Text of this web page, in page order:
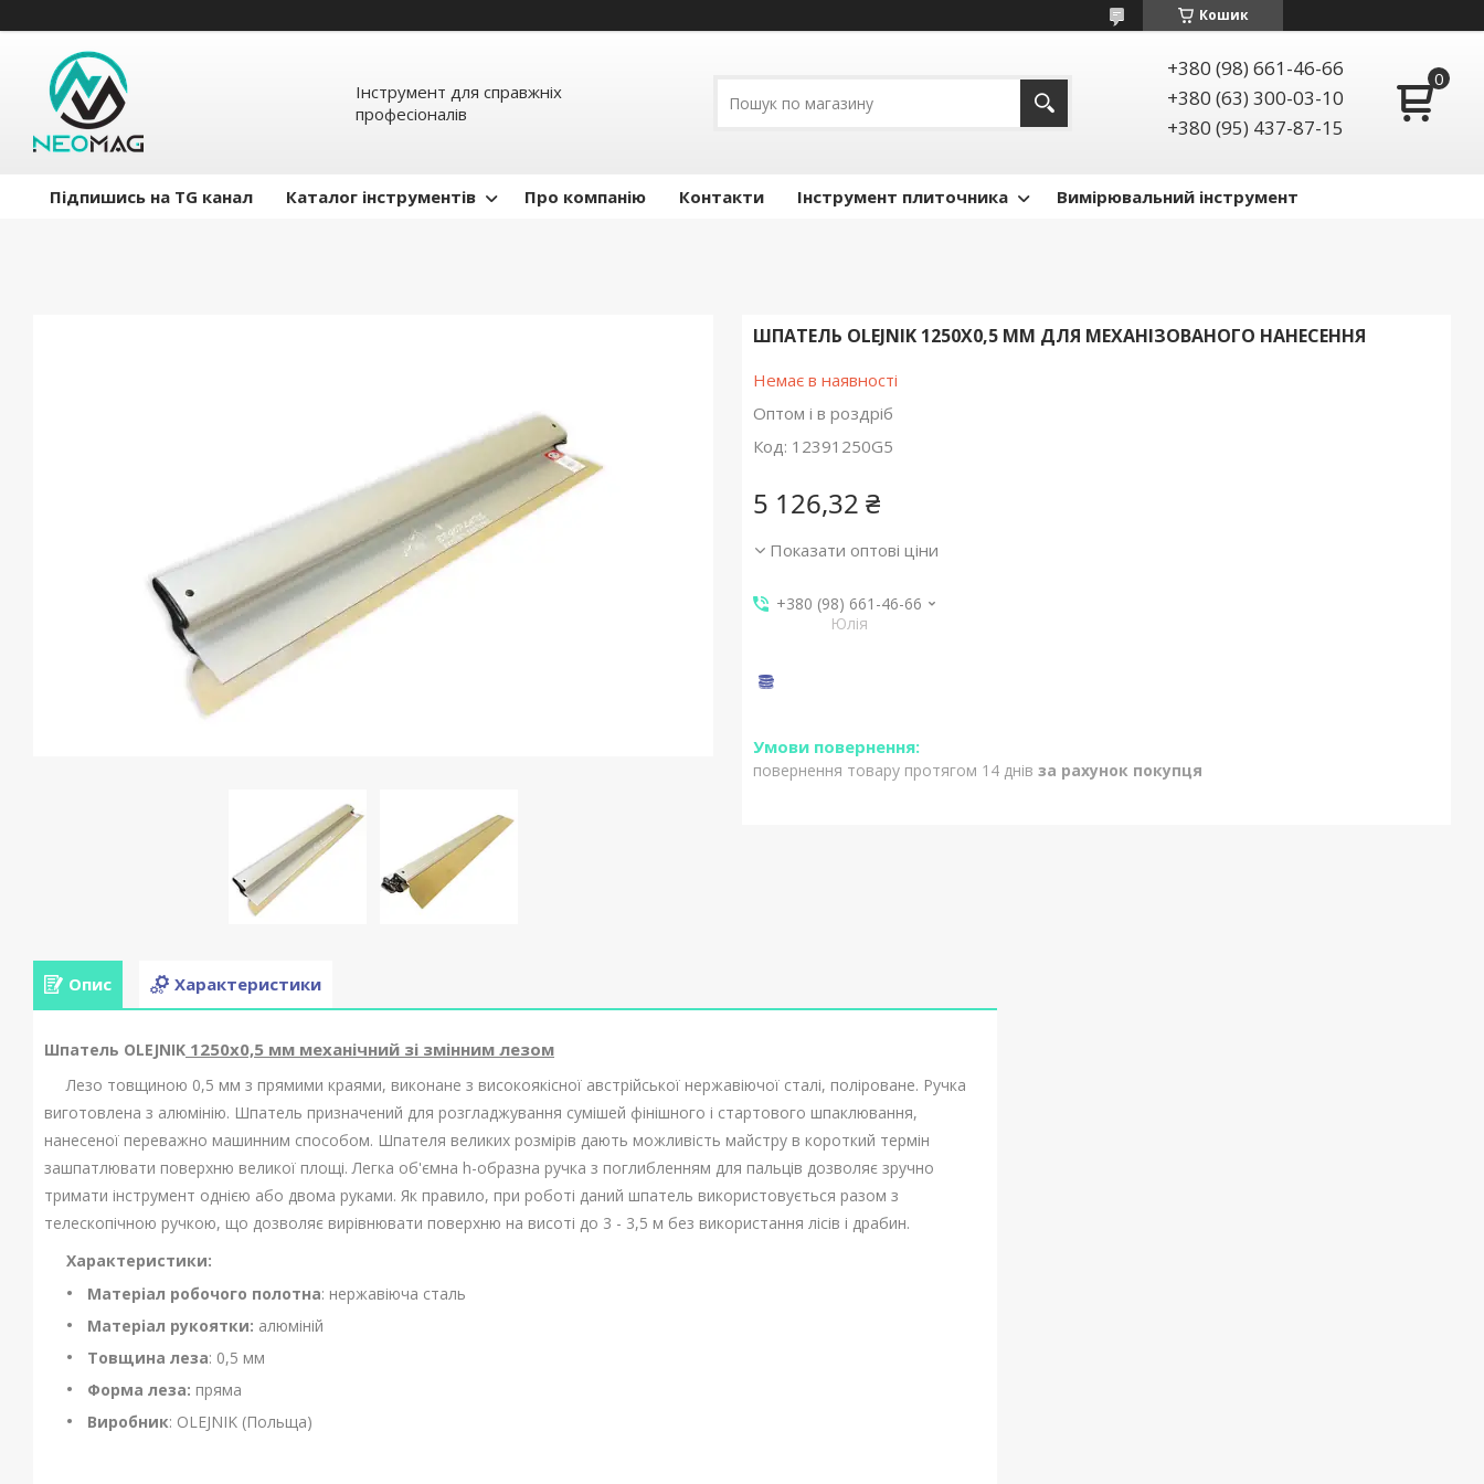
Кошик
Інструмент для справжніх
професіоналів
+380 (98) 661-46-66
+380 (63) 300-03-10
+380 (95) 437-87-15
Підпишись на TG канал Каталог інструментів Про компанію Контакти Інструмент плиточника Вимірювальний інструмент
ШПАТЕЛЬ OLEJNIK 1250Х0,5 ММ ДЛЯ МЕХАНІЗОВАНОГО НАНЕСЕННЯ
Немає в наявності
Оптом і в роздріб
Код: 12391250G5
5 126,32 ₴
Показати оптові ціни
+380 (98) 661-46-66
Юлія
повернення товару протягом 14 днів за рахунок покупця
Опис Характеристики
Шпатель OLEJNIK 1250х0,5 мм механічний зі змінним лезом
Лезо товщиною 0,5 мм з прямими краями, виконане з високоякісної австрійської нержавіючої сталі, поліроване. Ручка
виготовлена з алюмінію. Шпатель призначений для розгладжування сумішей фінішного і стартового шпаклювання,
нанесеної переважно машинним способом. Шпателя великих розмірів дають можливість майстру в короткий термін
зашпатлювати поверхню великої площі. Легка об'ємна h-образна ручка з поглибленням для пальців дозволяє зручно
тримати інструмент однією або двома руками. Як правило, при роботі даний шпатель використовується разом з
телескопічною ручкою, що дозволяє вирівнювати поверхню на висоті до 3 - 3,5 м без використання лісів і драбин.
Характеристики:
Матеріал робочого полотна: нержавiюча сталь
Матеріал рукоятки: алюміній
Товщина леза: 0,5 мм
Форма леза: пряма
Виробник: OLEJNIK (Польща)